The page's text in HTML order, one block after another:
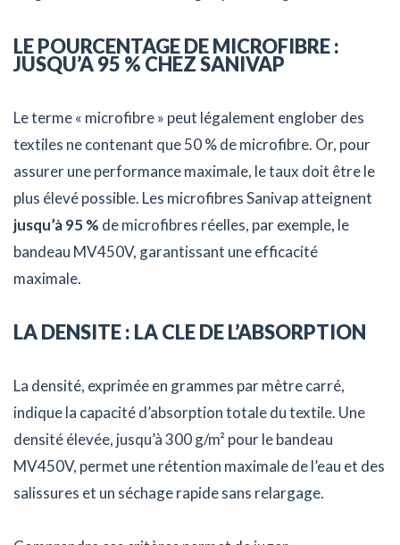
LE POURCENTAGE DE MICROFIBRE :
JUSQU’A 95 % CHEZ SANIVAP
Le terme « microfibre » peut légalement englober des
textiles ne contenant que 50 % de microfibre. Or, pour
assurer une performance maximale, le taux doit être le
plus élevé possible. Les microfibres Sanivap atteignent
jusqu’à 95 % de microfibres réelles, par exemple, le
bandeau MV450V, garantissant une efficacité
maximale.
LA DENSITE : LA CLE DE L’ABSORPTION
La densité, exprimée en grammes par mètre carré,
indique la capacité d’absorption totale du textile. Une
densité élevée, jusqu’à 300 g/m² pour le bandeau
MV450V, permet une rétention maximale de l’eau et des
salissures et un séchage rapide sans relargage.